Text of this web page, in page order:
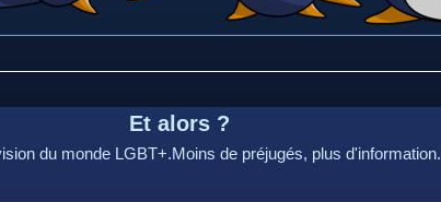
Et alors ?
du monde LGBT+.Moins de préjugés, plus d'information.